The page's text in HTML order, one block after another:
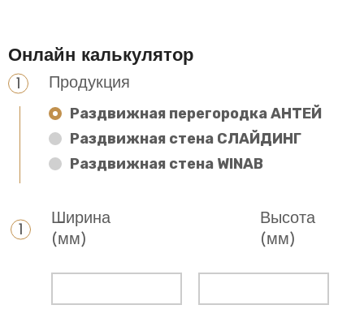
Онлайн калькулятор
Продукция
Раздвижная перегородка АНТЕЙ
Раздвижная стена СЛАЙДИНГ
Раздвижная стена WINAB
Ширина
(мм)
Высота
(мм)